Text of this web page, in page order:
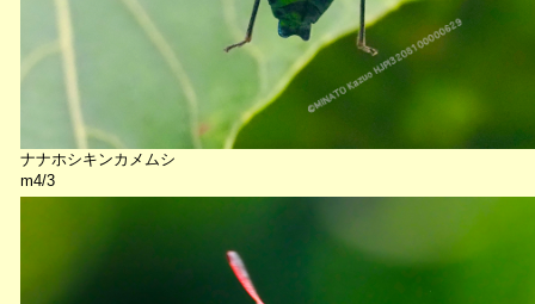
ナナホシキンカメムシ
m4/3